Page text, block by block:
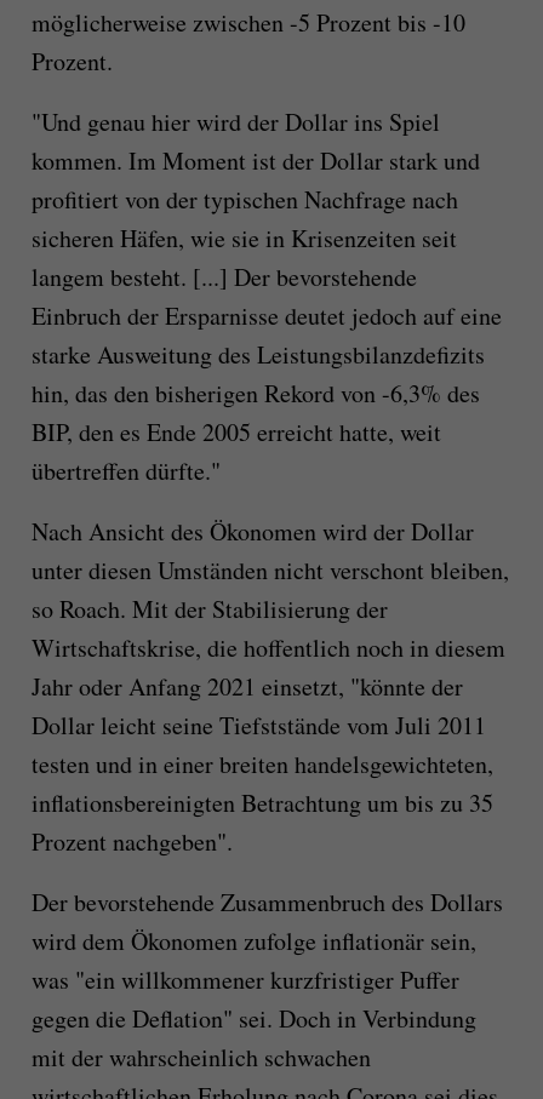
möglicherweise zwischen -5 Prozent bis -10
Prozent.
"Und genau hier wird der Dollar ins Spiel
kommen. Im Moment ist der Dollar stark und
profitiert von der typischen Nachfrage nach
sicheren Häfen, wie sie in Krisenzeiten seit
langem besteht. [...] Der bevorstehende
Einbruch der Ersparnisse deutet jedoch auf eine
starke Ausweitung des Leistungsbilanzdefizits
hin, das den bisherigen Rekord von -6,3% des
BIP, den es Ende 2005 erreicht hatte, weit
übertreffen dürfte."
Nach Ansicht des Ökonomen wird der Dollar
unter diesen Umständen nicht verschont bleiben,
so Roach. Mit der Stabilisierung der
Wirtschaftskrise, die hoffentlich noch in diesem
Jahr oder Anfang 2021 einsetzt, "könnte der
Dollar leicht seine Tiefststände vom Juli 2011
testen und in einer breiten handelsgewichteten,
inflationsbereinigten Betrachtung um bis zu 35
Prozent nachgeben".
Der bevorstehende Zusammenbruch des Dollars
wird dem Ökonomen zufolge inflationär sein,
was "ein willkommener kurzfristiger Puffer
gegen die Deflation" sei. Doch in Verbindung
mit der wahrscheinlich schwachen